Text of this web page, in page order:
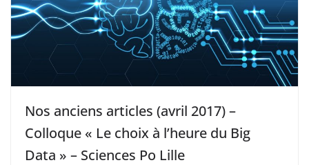
Nos anciens articles (avril 2017) –
Colloque « Le choix à l’heure du Big
Data » – Sciences Po Lille